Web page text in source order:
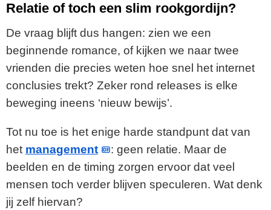
Relatie of toch een slim rookgordijn?
De vraag blijft dus hangen: zien we een
beginnende romance, of kijken we naar twee
vrienden die precies weten hoe snel het internet
conclusies trekt? Zeker rond releases is elke
beweging ineens ‘nieuw bewijs’.
Tot nu toe is het enige harde standpunt dat van
het management
: geen relatie. Maar de
beelden en de timing zorgen ervoor dat veel
mensen toch verder blijven speculeren. Wat denk
jij zelf hiervan?